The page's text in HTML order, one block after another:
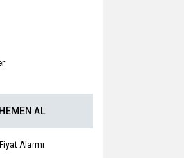
HEMEN AL
Fiyat Alarmı